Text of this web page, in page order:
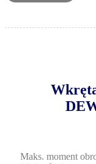
Maks. moment